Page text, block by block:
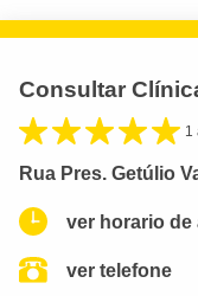
Consultar
1
Rua Pres. Getúlio
ver horario de
ver telefone